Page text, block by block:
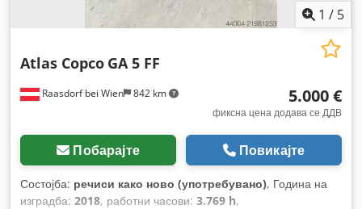
1 / 5
Raasdorf bei Wien 842 km
Atlas Copco GA 5 FF
5.000 €
фиксна цена додава се ДДВ
Побарајте Повикајте
Состојба: речиси како ново (употребувано), Година на
изградба: 2018, работни часови: 3.769 h,